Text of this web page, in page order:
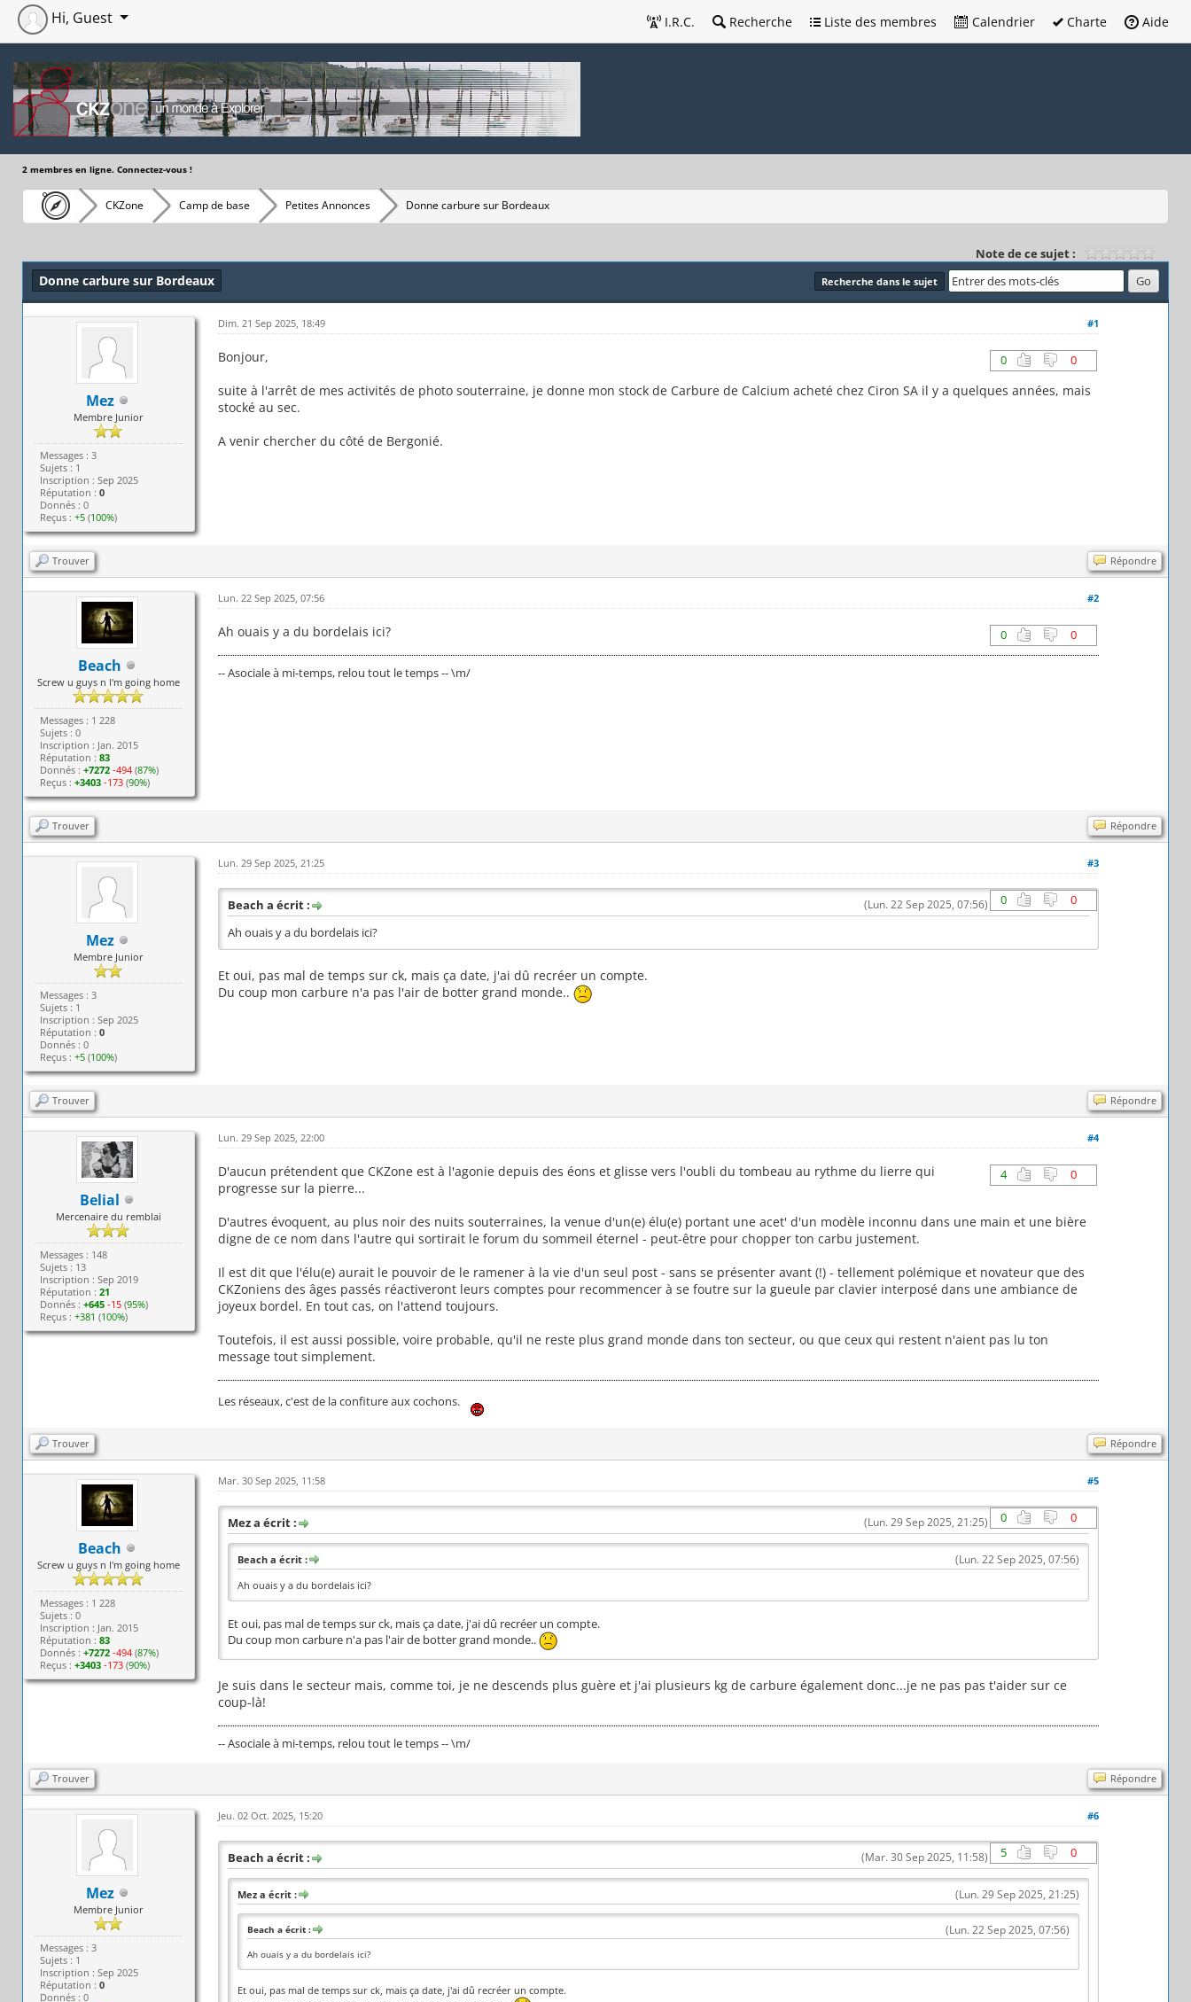
I.R.C. Recherche Liste des membres Calendrier Charte Aide
Hi, Guest
2 membres en ligne. Connectez-vous !
CKZone Camp de base Petites Annonces Donne carbure sur Bordeaux
Note de ce sujet :
Recherche dans le sujet
Donne carbure sur Bordeaux
Mez
Membre Junior
Messages : 3
Sujets : 1
Inscription : Sep 2025
Réputation : 0
Donnés : 0
Reçus : +5(100%)
#1
Dim. 21 Sep 2025, 18:49
0 0
Bonjour,
suite à l'arrêt de mes activités de photo souterraine, je donne mon stock de Carbure de Calcium acheté chez Ciron SA il y a quelques années, mais
stocké au sec.
A venir chercher du côté de Bergonié.
Trouver Répondre
Beach
Screw u guys n I'm going home
Messages : 1 228
Sujets : 0
Inscription : Jan. 2015
Réputation : 83
Donnés : +7272 -494(87%)
Reçus : +3403 -173(90%)
#2
Lun. 22 Sep 2025, 07:56
0 0
Ah ouais y a du bordelais ici?
-- Asociale à mi-temps, relou tout le temps -- \m/
Trouver Répondre
Mez
Membre Junior
Messages : 3
Sujets : 1
Inscription : Sep 2025
Réputation : 0
Donnés : 0
Reçus : +5(100%)
#3
Lun. 29 Sep 2025, 21:25
0 0
(Lun. 22 Sep 2025, 07:56)
Beach a écrit :
Ah ouais y a du bordelais ici?
Et oui, pas mal de temps sur ck, mais ça date, j'ai dû recréer un compte.
Du coup mon carbure n'a pas l'air de botter grand monde..
Trouver Répondre
Belial
Mercenaire du remblai
Messages : 148
Sujets : 13
Inscription : Sep 2019
Réputation : 21
Donnés : +645 -15(95%)
Reçus : +381 (100%)
#4
Lun. 29 Sep 2025, 22:00
4 0
D'aucun prétendent que CKZone est à l'agonie depuis des éons et glisse vers l'oubli du tombeau au rythme du lierre qui
progresse sur la pierre...
D'autres évoquent, au plus noir des nuits souterraines, la venue d'un(e) élu(e) portant une acet' d'un modèle inconnu dans une main et une bière
digne de ce nom dans l'autre qui sortirait le forum du sommeil éternel - peut-être pour chopper ton carbu justement.
Il est dit que l'élu(e) aurait le pouvoir de le ramener à la vie d'un seul post - sans se présenter avant (!) - tellement polémique et novateur que des
CKZoniens des âges passés réactiveront leurs comptes pour recommencer à se foutre sur la gueule par clavier interposé dans une ambiance de
joyeux bordel. En tout cas, on l'attend toujours.
Toutefois, il est aussi possible, voire probable, qu'il ne reste plus grand monde dans ton secteur, ou que ceux qui restent n'aient pas lu ton
message tout simplement.
Les réseaux, c'est de la confiture aux cochons.
Trouver Répondre
Beach
Screw u guys n I'm going home
Messages : 1 228
Sujets : 0
Inscription : Jan. 2015
Réputation : 83
Donnés : +7272 -494(87%)
Reçus : +3403 -173(90%)
#5
Mar. 30 Sep 2025, 11:58
0 0
(Lun. 29 Sep 2025, 21:25)
Mez a écrit :
(Lun. 22 Sep 2025, 07:56)
Beach a écrit :
Ah ouais y a du bordelais ici?
Et oui, pas mal de temps sur ck, mais ça date, j'ai dû recréer un compte.
Du coup mon carbure n'a pas l'air de botter grand monde..
Je suis dans le secteur mais, comme toi, je ne descends plus guère et j'ai plusieurs kg de carbure également donc...je ne pas pas t'aider sur ce
coup-là!
-- Asociale à mi-temps, relou tout le temps -- \m/
Trouver Répondre
Mez
Membre Junior
Messages : 3
Sujets : 1
Inscription : Sep 2025
Réputation : 0
Donnés : 0
#6
Jeu. 02 Oct. 2025, 15:20
5 0
(Mar. 30 Sep 2025, 11:58)
Beach a écrit :
(Lun. 29 Sep 2025, 21:25)
Mez a écrit :
(Lun. 22 Sep 2025, 07:56)
Beach a écrit :
Ah ouais y a du bordelais ici?
Et oui, pas mal de temps sur ck, mais ça date, j'ai dû recréer un compte.